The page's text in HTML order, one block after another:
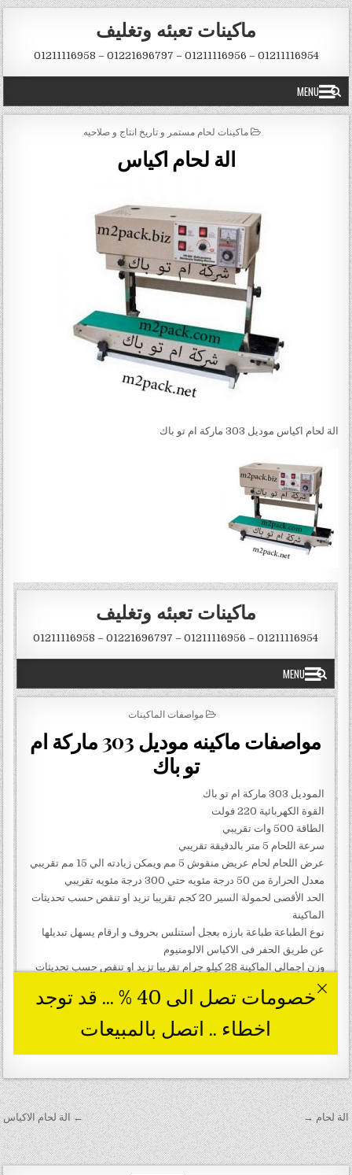
Skip to content
ماكينات تعبئه وتغليف
01211116954 – 01211116956 – 01221696797 – 01211116958
MENU
POSTED IN
ماكينات لحام مستمر و تاريخ انتاج و صلاحيه
الة لحام اكياس
الة لحام اكياس موديل 303 ماركة ام تو باك
تصفّح المقالات ← الة لحام الاكياس الة لحام →